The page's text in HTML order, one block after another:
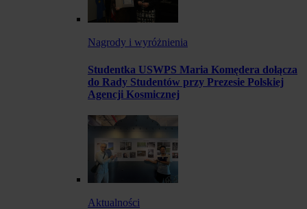
Nagrody i wyróżnienia
Studentka USWPS Maria Komędera dołącza
do Rady Studentów przy Prezesie Polskiej
Agencji Kosmicznej
Aktualności